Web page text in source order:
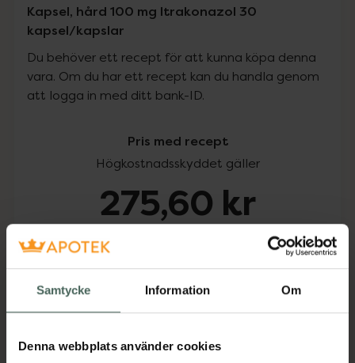
Samtycke Information Om
Denna webbplats använder cookies
Kapsel, hård 100 mg Itrakonazol 30
kapsel/kapslar
Du behöver ett recept för att kunna köpa denna
vara. Om du har ett recept kan du handla genom
att logga in med ditt bank-ID.
Pris med recept
Högkostnadsskyddet gäller
275,60 kr
Köp via ditt recept